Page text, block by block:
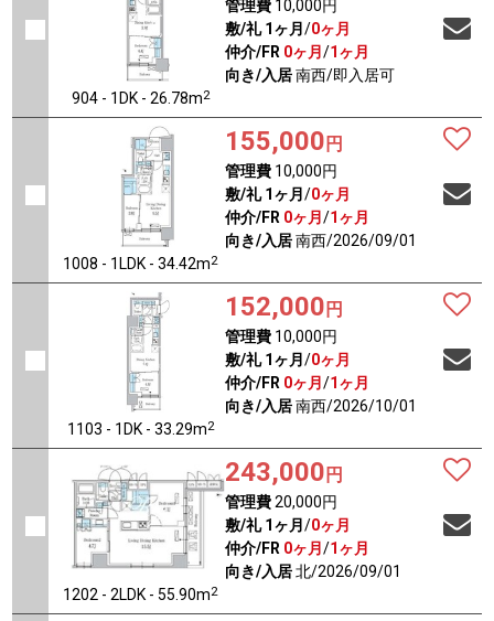
904 - 1DK - 26.78m2
管理費10,000円
敷/礼 1ヶ月 /0ヶ月
仲介/FR 0ヶ月 /1ヶ月
向き/入居南西/即入居可
1008 - 1LDK - 34.42m2
155,000 円
管理費10,000円
敷/礼 1ヶ月 /0ヶ月
仲介/FR 0ヶ月 /1ヶ月
向き/入居南西/2026/09/01
1103 - 1DK - 33.29m2
152,000 円
管理費10,000円
敷/礼 1ヶ月 /0ヶ月
仲介/FR 0ヶ月 /1ヶ月
向き/入居南西/2026/10/01
1202 - 2LDK - 55.90m2
243,000 円
管理費20,000円
敷/礼 1ヶ月 /0ヶ月
仲介/FR 0ヶ月 /1ヶ月
向き/入居北/2026/09/01